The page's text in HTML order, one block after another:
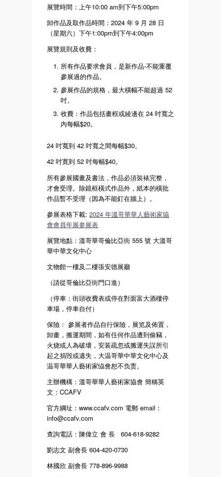
展覽時間：上午10:00 am到下午5:00pm
卸作品及取作品時間：2024 年 9 月 28 日
（星期六）下午1:00pm到下午4:00pm
展覽規則及收費：
所有作品要求會員，是新作品-不能重覆
參展過的作品。
參展作品的規格，最大橫幅不能超過 52
吋。
收費：作品包括畫框或綾邊在 24 吋寬之
內每幅$20。
24 吋寬到 42 吋寬之間每幅$30。
42 吋寛到 52 吋每幅$40。
所有參展國畫及書法，作品必須裝裱完整，
才會受理。除鏡框橫式作品外，紙本的橫批
作品暫不受理（因為不能釘在牆上）。
參展表格下載: 2024 年溫哥華華人藝術家協
會會員年展参展表
展覽地點：溫哥華哥倫比亞街 555 號 大溫哥
華中華文化中心
文物館一樓及二樓張安德展廳
（請從哥倫比亞街門口進）
（停車：街頭收費表或停在對面富大酒樓停
車場，停車自付）
保險： 參展者作品自行保險，展览及佈置，
卸畫，搬運期間，如有任何作品遭到偷竊，
火烧或人為破壞，安装疏忽或搬運失誤所引
起之捐毁或遺失，大温哥華中華文化中心及
温哥華華人藝術家恊會恕不负责。
主辦機構：溫哥華華人藝術家協會 簡稱英
文：CCAFV
官方綱址：www.ccafv.com 電郵 email：
info@ccafv.com
查詢電話：陳偉立 會 長 604-618-9282
劉志文 副會長 604-420-0730
林國欣 副會長 778-896-9988